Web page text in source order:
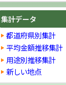
集計データ
都道府県別集計
平均金額推移集計
用途別推移集計
新しい地点